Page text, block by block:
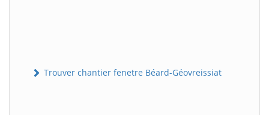
Trouver chantier fenetre Béard-Géovreissiat